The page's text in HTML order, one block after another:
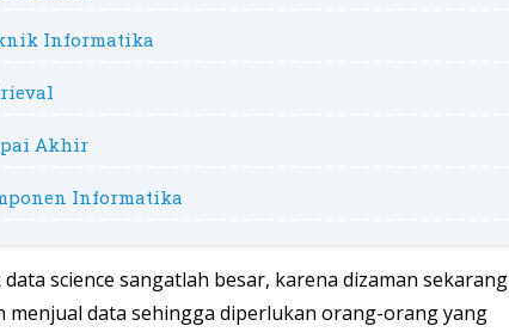
Informatika
Akhir
Informatika
science sangatlah besar, karena dizaman sekarang
menjual data sehingga diperlukan orang-orang yang